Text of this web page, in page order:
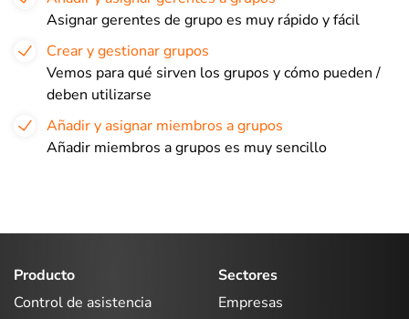
Asignar gerentes de grupo es muy rápido y fácil
Crear y gestionar grupos
Vemos para qué sirven los grupos y cómo pueden /
deben utilizarse
Añadir y asignar miembros a grupos
Añadir miembros a grupos es muy sencillo
Producto
Control de asistencia
Sectores
Empresas